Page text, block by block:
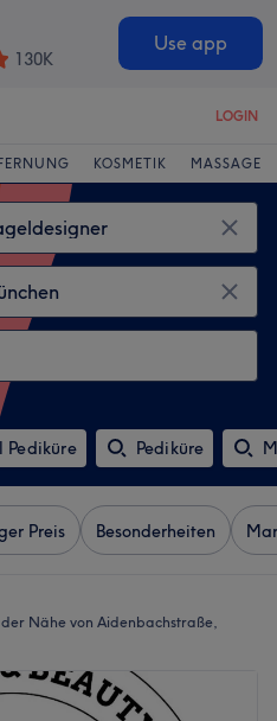
130K
Use app
LOGIN
KOSMETIK MASSAGE
Pediküre Pediküre
Preis Besonderheiten
Nähe von Aidenbachstraße,